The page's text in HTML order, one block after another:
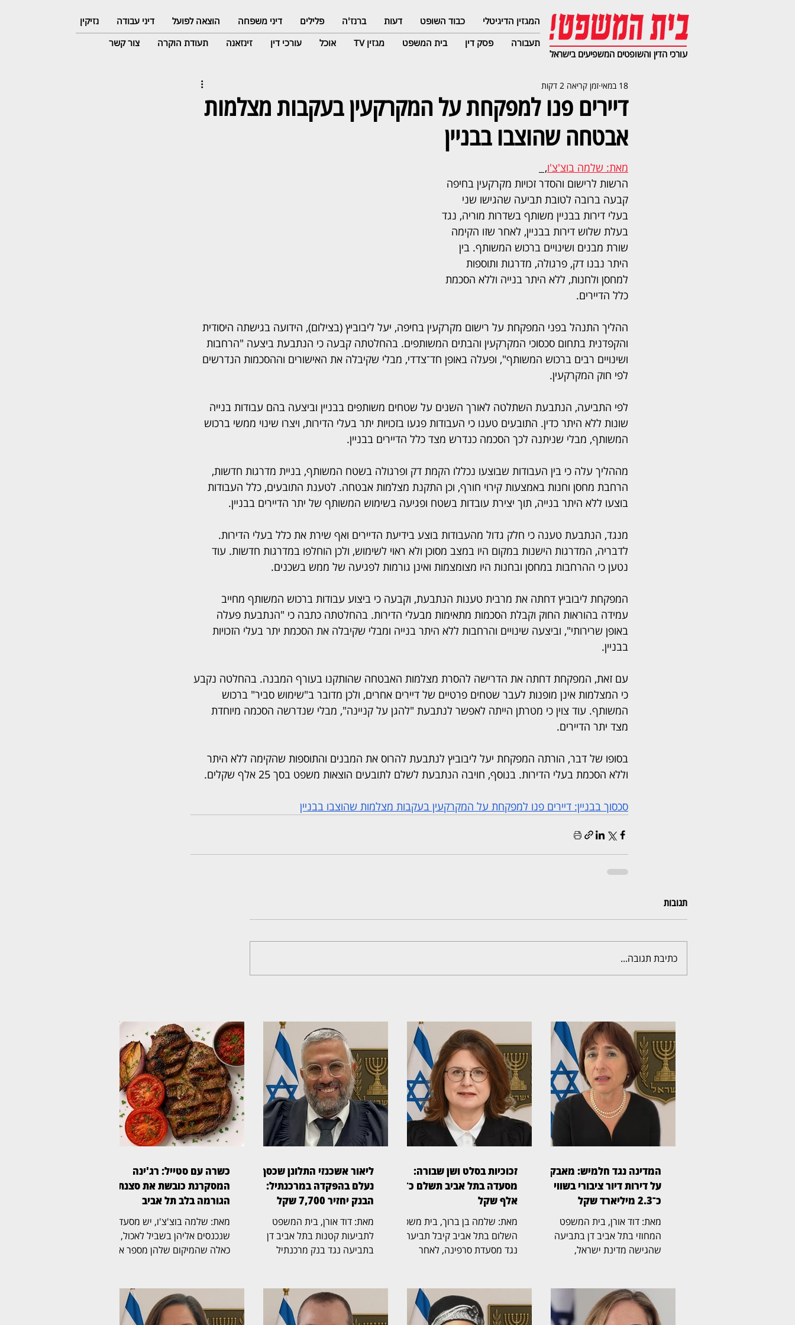
המגזין הדיגיטלי כבוד השופט דעות ברנז'ה פלילים דיני משפחה הוצאה לפועל דיני עבודה
נזיקין
תעבורה
פסק דין בית המשפט מגזין TV אוכל עורכי דין זינזאנה תעודת הוקרה צור קשר
עורכי הדין והשופטים המשפיעים בישראל
דיירים פנו למפקחת על המקרקעין בעקבות מצלמות
אבטחה שהוצבו בבניין
18 במאי זמן קריאה 2 דקות
מאת: שלמה בוצ'צ'ו,
הרשות לרישום והסדר זכויות מקרקעין בחיפה
קבעה ברובה לטובת תביעה שהגישו שני
בעלי דירות בבניין משותף בשדרות מוריה, נגד
בעלת שלוש דירות בבניין, לאחר שזו הקימה
שורת מבנים ושינויים ברכוש המשותף. בין
היתר נבנו דק, פרגולה, מדרגות ותוספות
למחסן ולחנות, ללא היתר בנייה וללא הסכמת
כלל הדיירים.
ההליך התנהל בפני המפקחת על רישום מקרקעין בחיפה, יעל ליבוביץ (בצילום), הידועה בגישתה היסודית
והקפדנית בתחום סכסוכי המקרקעין והבתים המשותפים. בהחלטתה קבעה כי הנתבעת ביצעה "הרחבות
ושינויים רבים ברכוש המשותף", ופעלה באופן חד־צדדי, מבלי שקיבלה את האישורים וההסכמות הנדרשים
לפי חוק המקרקעין.
לפי התביעה, הנתבעת השתלטה לאורך השנים על שטחים משותפים בבניין וביצעה בהם עבודות בנייה
שונות ללא היתר כדין. התובעים טענו כי העבודות פגעו בזכויות יתר בעלי הדירות, ויצרו שינוי ממשי ברכוש
המשותף, מבלי שניתנה לכך הסכמה כנדרש מצד כלל הדיירים בבניין.
מההליך עלה כי בין העבודות שבוצעו נכללו הקמת דק ופרגולה בשטח המשותף, בניית מדרגות חדשות,
הרחבת מחסן וחנות באמצעות קירוי חורף, וכן התקנת מצלמות אבטחה. לטענת התובעים, כלל העבודות
בוצעו ללא היתר בנייה, תוך יצירת עובדות בשטח ופגיעה בשימוש המשותף של יתר הדיירים בבניין.
מנגד, הנתבעת טענה כי חלק גדול מהעבודות בוצע בידיעת הדיירים ואף שירת את כלל בעלי הדירות.
לדבריה, המדרגות הישנות במקום היו במצב מסוכן ולא ראוי לשימוש, ולכן הוחלפו במדרגות חדשות. עוד
נטען כי ההרחבות במחסן ובחנות היו מצומצמות ואינן גורמות לפגיעה של ממש בשכנים.
המפקחת ליבוביץ דחתה את מרבית טענות הנתבעת, וקבעה כי ביצוע עבודות ברכוש המשותף מחייב
עמידה בהוראות החוק וקבלת הסכמות מתאימות מבעלי הדירות. בהחלטתה כתבה כי "הנתבעת פעלה
באופן שרירותי", וביצעה שינויים והרחבות ללא היתר בנייה ומבלי שקיבלה את הסכמת יתר בעלי הזכויות
בבניין.
עם זאת, המפקחת דחתה את הדרישה להסרת מצלמות האבטחה שהותקנו בעורף המבנה. בהחלטה נקבע
כי המצלמות אינן מופנות לעבר שטחים פרטיים של דיירים אחרים, ולכן מדובר ב"שימוש סביר" ברכוש
המשותף. עוד צוין כי מטרתן הייתה לאפשר לנתבעת "להגן על קניינה", מבלי שנדרשה הסכמה מיוחדת
מצד יתר הדיירים.
בסופו של דבר, הורתה המפקחת יעל ליבוביץ לנתבעת להרוס את המבנים והתוספות שהקימה ללא היתר
וללא הסכמת בעלי הדירות. בנוסף, חויבה הנתבעת לשלם לתובעים הוצאות משפט בסך 25 אלף שקלים.
סכסוך בבניין: דיירים פנו למפקחת על המקרקעין בעקבות מצלמות שהוצבו בבניין
תגובות
כתיבת תגובה...
המדינה נגד חלמיש: מאבק
על דירות דיור ציבורי בשווי
כ־2.3 מיליארד שקל
מאת: דוד אורן, בית המשפט
המחוזי בתל אביב דן בתביעה
שהגישה מדינת ישראל,
הממשלתית־עירונית לדיור,
לשיקום ולהתחדשות שכונות בתל
אביב־יפו. התיק הובא בפני
זכוכיות בסלט ושן שבורה:
אלף שקל
מאת: שלמה בן ברוך, בית משפט
השלום בתל אביב קיבל תביעה
נגד מסעדת סרפינה, לאחר
את אחת משיניו. השופטת חני
ברוך אלון (בצילום) קבעה כי
המסעדה התרשלה וכי הוכח קשר
ליאור אשכנזי התלונן שכסף
נעלם בהפקדה במרכנתיל:
הבנק יחזיר 7,700 שקל
מאת: דוד אורן, בית המשפט
לתביעות קטנות בתל אביב דן
בתביעה נגד בנק מרכנתיל
אבנר יפרח (בצילום) נדרש לברר
כיצד, לטענת התובע, נלקחו
מחשבונו 7,700 שקל לאחר
כשרה עם סטייל: רג'ינה
המסקרנת כובשת את סצנת
הגורמה בלב תל אביב
מאת: שלמה בוצ'צ'ו, יש מסעדות
שנכנסים אליהן בשביל לאכול, ויש
כאלה שהמיקום שלהן מספר את
כשרה וגינת אירועים במבנה 10
במתחם התחנה שבנווה צדק,
משלבת מבנה היסטורי, גינה